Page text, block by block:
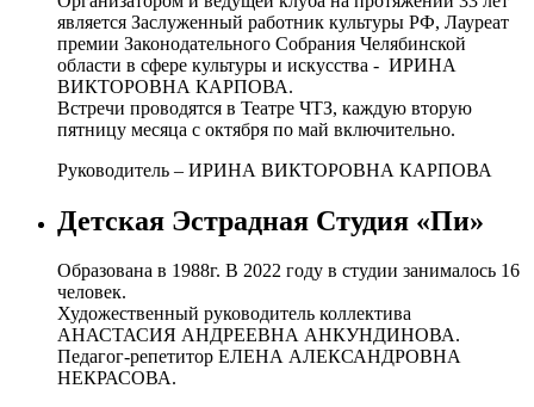
является Заслуженный работник культуры РФ, Лауреат
премии Законодательного Собрания Челябинской
области в сфере культуры и искусства - ИРИНА
ВИКТОРОВНА КАРПОВА.
Встречи проводятся в Театре ЧТЗ, каждую вторую
пятницу месяца с октября по май включительно.
Руководитель – ИРИНА ВИКТОРОВНА КАРПОВА
Детская Эстрадная Студия «Пи»
Образована в 1988г. В 2022 году в студии занималось 16
человек.
Художественный руководитель коллектива
АНАСТАСИЯ АНДРЕЕВНА АНКУНДИНОВА.
Педагог-репетитор ЕЛЕНА АЛЕКСАНДРОВНА
НЕКРАСОВА.